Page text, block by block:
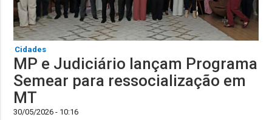
Cidades
MP e Judiciário lançam Programa
Semear para ressocialização em
MT
30/05/2026 - 10:16